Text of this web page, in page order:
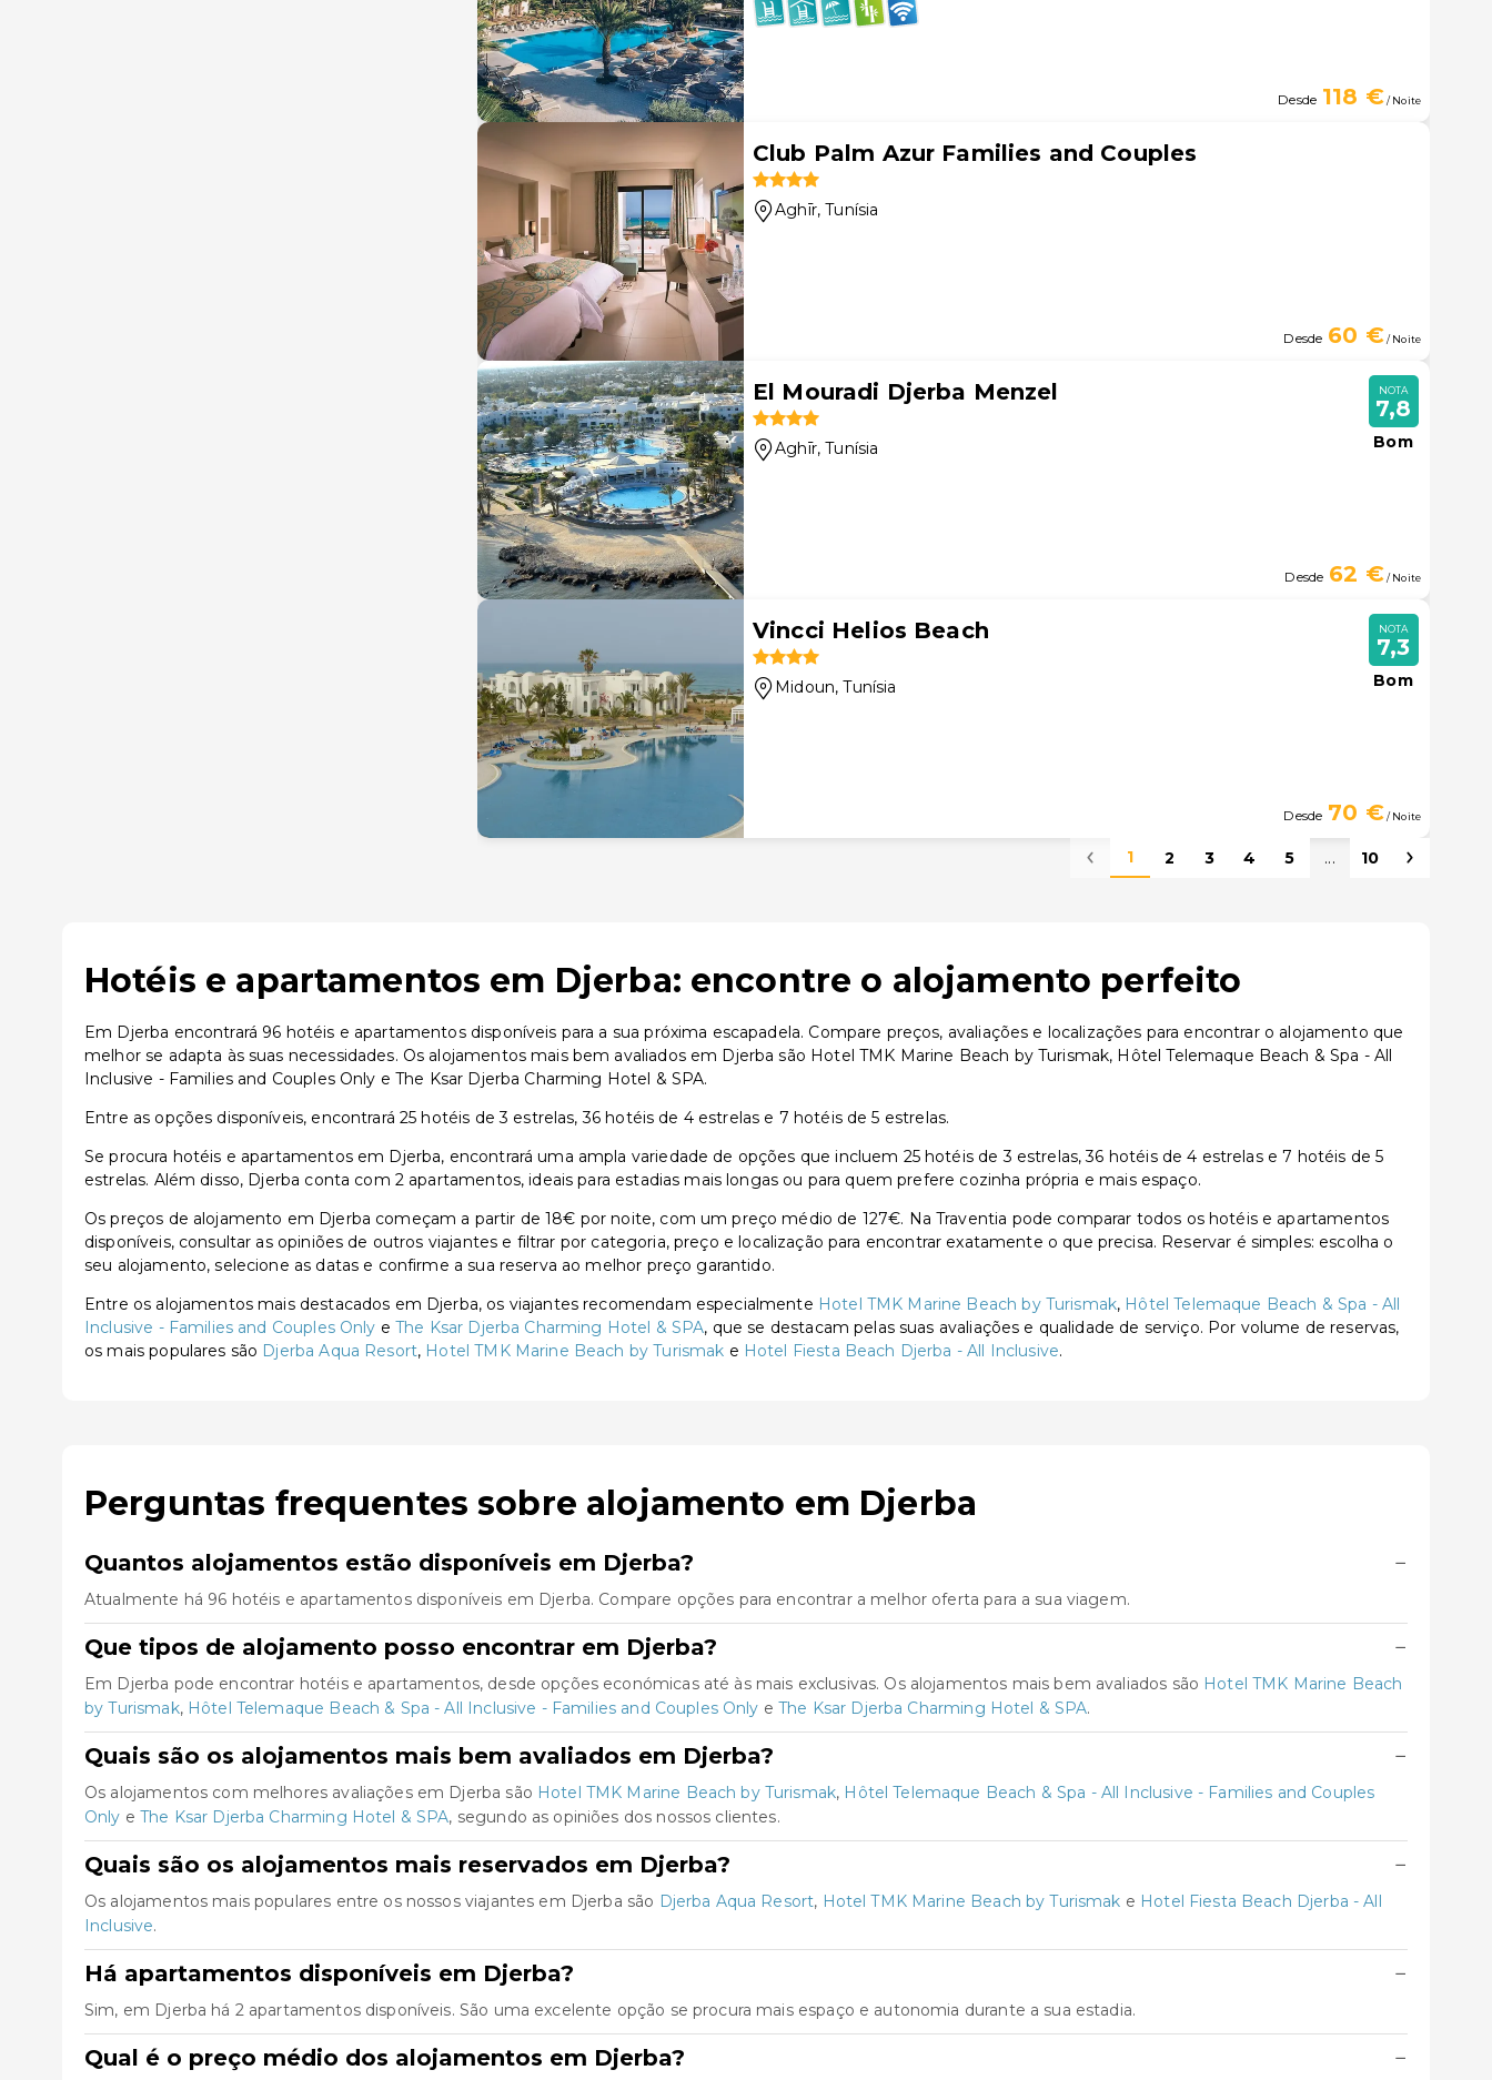
Desde 118 €/ Noite
Club Palm Azur Families and Couples
Aghīr, Tunísia
Desde 60 €/ Noite
El Mouradi Djerba Menzel
Aghīr, Tunísia
NOTA
7,8
Bom
Desde 62 €/ Noite
Vincci Helios Beach
Midoun, Tunísia
NOTA
7,3
Bom
Desde 70 €/ Noite
1 2 3 4 5 ... 10
Hotéis e apartamentos em Djerba: encontre o alojamento perfeito
Em Djerba encontrará 96 hotéis e apartamentos disponíveis para a sua próxima escapadela. Compare preços, avaliações e localizações para encontrar o alojamento que
melhor se adapta às suas necessidades. Os alojamentos mais bem avaliados em Djerba são Hotel TMK Marine Beach by Turismak, Hôtel Telemaque Beach & Spa - All
Inclusive - Families and Couples Only e The Ksar Djerba Charming Hotel & SPA.
Entre as opções disponíveis, encontrará 25 hotéis de 3 estrelas, 36 hotéis de 4 estrelas e 7 hotéis de 5 estrelas.
Se procura hotéis e apartamentos em Djerba, encontrará uma ampla variedade de opções que incluem 25 hotéis de 3 estrelas, 36 hotéis de 4 estrelas e 7 hotéis de 5
estrelas. Além disso, Djerba conta com 2 apartamentos, ideais para estadias mais longas ou para quem prefere cozinha própria e mais espaço.
Os preços de alojamento em Djerba começam a partir de 18€ por noite, com um preço médio de 127€. Na Traventia pode comparar todos os hotéis e apartamentos
disponíveis, consultar as opiniões de outros viajantes e filtrar por categoria, preço e localização para encontrar exatamente o que precisa. Reservar é simples: escolha o
seu alojamento, selecione as datas e confirme a sua reserva ao melhor preço garantido.
Entre os alojamentos mais destacados em Djerba, os viajantes recomendam especialmente Hotel TMK Marine Beach by Turismak, Hôtel Telemaque Beach & Spa - All
Inclusive - Families and Couples Only eThe Ksar Djerba Charming Hotel & SPA, que se destacam pelas suas avaliações e qualidade de serviço. Por volume de reservas,
os mais populares são Djerba Aqua Resort, Hotel TMK Marine Beach by Turismak e Hotel Fiesta Beach Djerba - All Inclusive.
Perguntas frequentes sobre alojamento em Djerba
Quantos alojamentos estão disponíveis em Djerba? −
Atualmente há 96 hotéis e apartamentos disponíveis em Djerba. Compare opções para encontrar a melhor oferta para a sua viagem.
Que tipos de alojamento posso encontrar em Djerba? −
Em Djerba pode encontrar hotéis e apartamentos, desde opções económicas até às mais exclusivas. Os alojamentos mais bem avaliados são Hotel TMK Marine Beach
by Turismak, Hôtel Telemaque Beach & Spa - All Inclusive - Families and Couples Only eThe Ksar Djerba Charming Hotel & SPA.
Quais são os alojamentos mais bem avaliados em Djerba? −
Os alojamentos com melhores avaliações em Djerba são Hotel TMK Marine Beach by Turismak, Hôtel Telemaque Beach & Spa - All Inclusive - Families and Couples
Only eThe Ksar Djerba Charming Hotel & SPA, segundo as opiniões dos nossos clientes.
Quais são os alojamentos mais reservados em Djerba? −
Os alojamentos mais populares entre os nossos viajantes em Djerba são Djerba Aqua Resort, Hotel TMK Marine Beach by Turismak e Hotel Fiesta Beach Djerba - All
Inclusive.
Há apartamentos disponíveis em Djerba? −
Sim, em Djerba há 2 apartamentos disponíveis. São uma excelente opção se procura mais espaço e autonomia durante a sua estadia.
Qual é o preço médio dos alojamentos em Djerba? −